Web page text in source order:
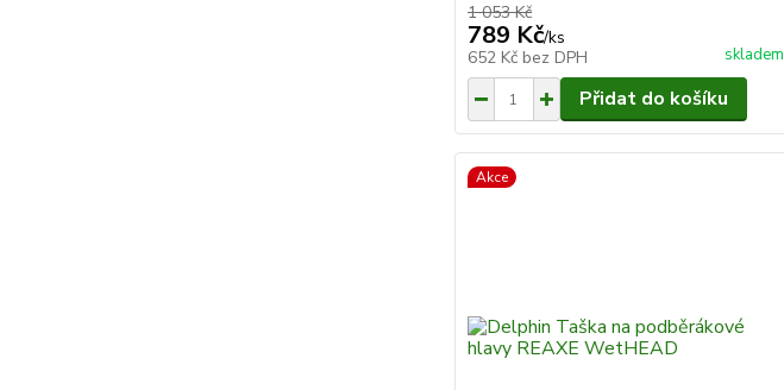
1 053 Kč
789 Kč/ks
652 Kč bez DPH skladem
Přidat do košíku
Akce